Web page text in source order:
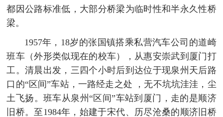
都因公路标准低，大部分桥梁为临时性和半永久性桥
梁。
1957年，18岁的张国镇搭乘私营汽车公司的道崎
班车（外形类似现在的校车），从惠安崇武到厦门打
工。清晨出发，三四个小时后到达位于现泉州天后路
口的“区间”车站，一路经走之处 ，无不坑坑洼洼，尘
土飞扬。班车从泉州“区间”车站到厦门，走的是顺济
旧桥。至1984年，始建于宋代、历尽沧桑的顺济旧桥